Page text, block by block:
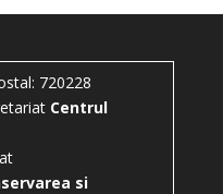
720228
Centrul
si